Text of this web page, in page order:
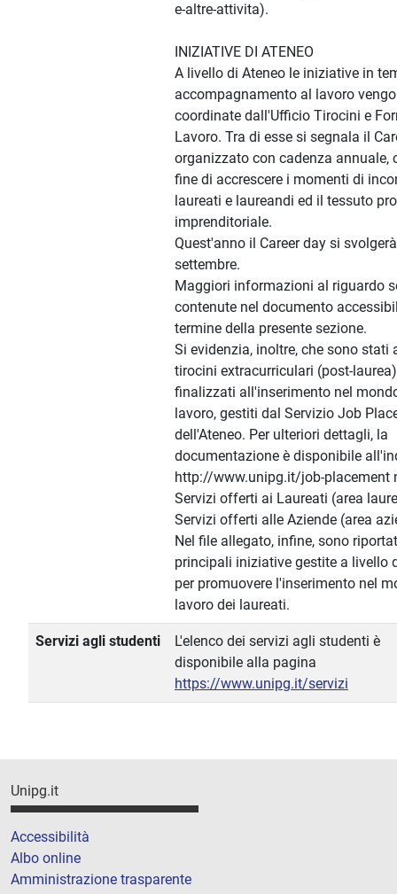
e-altre-attivita).
INIZIATIVE DI ATENEO
A livello di Ateneo le iniziative in
accompagnamento al lavoro
coordinate dall'Ufficio Tirocini e
Lavoro. Tra di esse si segnala il
organizzato con cadenza annuale,
fine di accrescere i momenti di
laureati e laureandi ed il tessuto
imprenditoriale.
Quest'anno il Career day si
settembre.
Maggiori informazioni al riguardo
contenute nel documento
termine della presente sezione.
Si evidenzia, inoltre, che sono stati
tirocini extracurriculari (post-laurea)
finalizzati all'inserimento nel
lavoro, gestiti dal Servizio Job
dell'Ateneo. Per ulteriori dettagli, la
documentazione è disponibile
http://www.unipg.it/job-placement
Servizi offerti ai Laureati (area
Servizi offerti alle Aziende (area
Nel file allegato, infine, sono
principali iniziative gestite a livello
per promuovere l'inserimento nel
lavoro dei laureati.
Servizi agli studenti
L'elenco dei servizi agli studenti è
disponibile alla pagina
https://www.unipg.it/servizi
Unipg.it
Accessibilità
Albo online
Amministrazione trasparente